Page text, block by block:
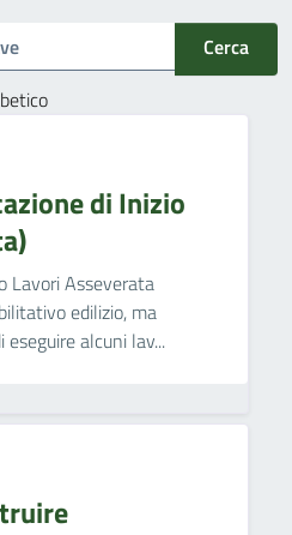
Cerca
di Inizio
Lavori Asseverata
edilizio, ma
alcuni lav...